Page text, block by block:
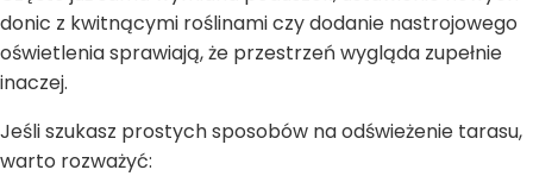
donic z kwitnącymi roślinami czy dodanie nastrojowego
oświetlenia sprawiają, że przestrzeń wygląda zupełnie
inaczej.
Jeśli szukasz prostych sposobów na odświeżenie tarasu,
warto rozważyć: